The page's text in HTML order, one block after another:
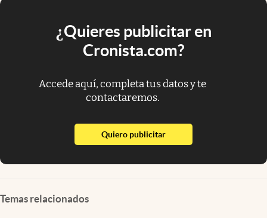
¿Quieres publicitar en
Cronista.com?
Accede aquí, completa tus datos y te
contactaremos.
Quiero publicitarabre en nueva pestaña
Temas relacionados